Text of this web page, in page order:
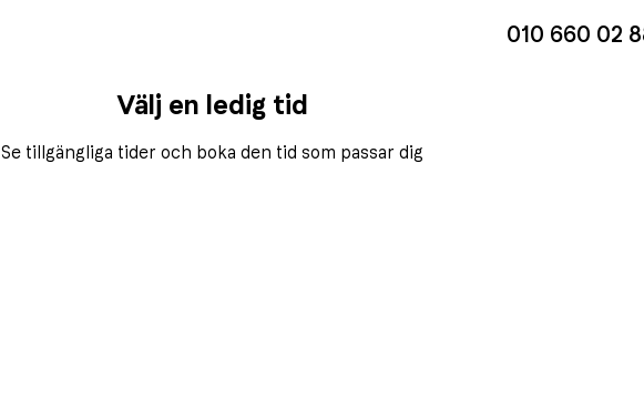
010 660 02
Välj en ledig tid
Se tillgängliga tider och boka den tid som passar dig